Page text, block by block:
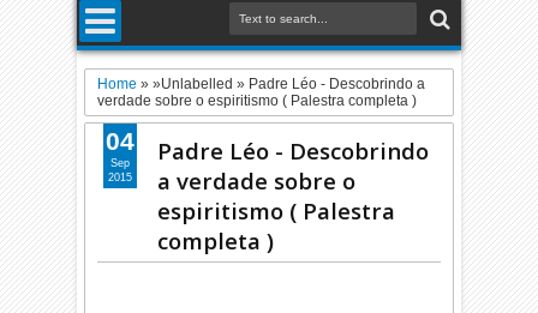
Home » »Unlabelled » Padre Léo - Descobrindo a
verdade sobre o espiritismo ( Palestra completa )
Padre Léo - Descobrindo
a verdade sobre o
espiritismo ( Palestra
completa )
04
Sep
2015